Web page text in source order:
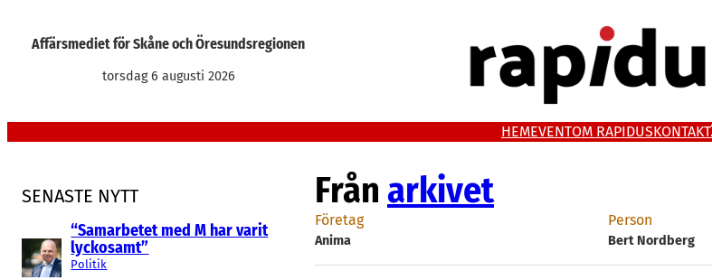
Affärsmediet för Skåne och Öresundsregionen
torsdag 6 augusti 2026
HEMEVENTOM RAPIDUSKONTAKT
SENASTE NYTT
“Samarbetet med M har varit
lyckosamt”
Politik
Från arkivet
Företag
Anima
Person
Bert Nordberg